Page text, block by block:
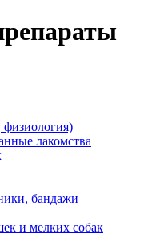
физиология)
лакомства
бандажи
и мелких собак